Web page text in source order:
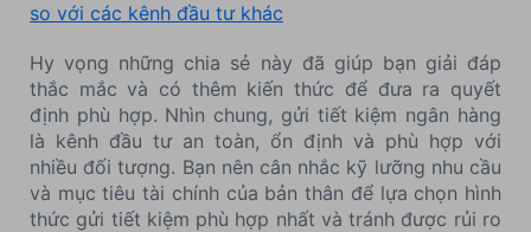
so với các kênh đầu tư khác
Hy vọng những chia sẻ này đã giúp bạn giải đáp
thắc mắc và có thêm kiến thức để đưa ra quyết
định phù hợp. Nhìn chung, gửi tiết kiệm ngân hàng
là kênh đầu tư an toàn, ổn định và phù hợp với
nhiều đối tượng. Bạn nên cân nhắc kỹ lưỡng nhu cầu
và mục tiêu tài chính của bản thân để lựa chọn hình
thức gửi tiết kiệm phù hợp nhất và tránh được rủi ro